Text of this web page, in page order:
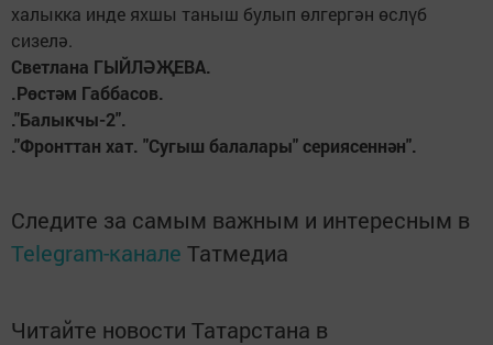
халыкка инде яхшы таныш булып өлгергән өслүб
сизелә.
Светлана ГЫЙЛӘҖЕВА.
.Рөстәм Габбасов.
."Балыкчы-2".
."Фронттан хат. "Сугыш балалары" сериясеннән".
Следите за самым важным и интересным в
Telegram-канале Татмедиа
Читайте новости Татарстана в